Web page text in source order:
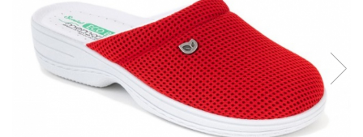
Vesna
Dr. Feet